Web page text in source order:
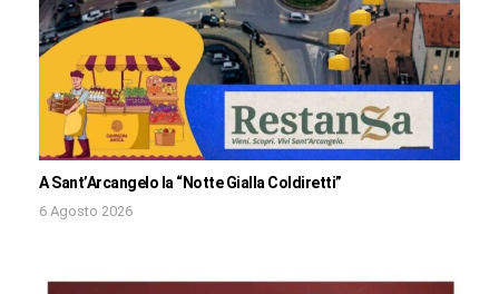
A Sant’Arcangelo la “Notte Gialla Coldiretti”
6 Agosto 2026